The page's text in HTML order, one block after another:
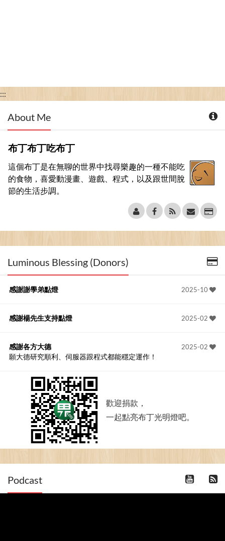
:::
About Me
布丁布丁吃布丁
這個布丁是在無聊的世界中找尋樂趣的一種不能吃
的食物，喜愛動漫畫、遊戲、程式，以及跟世間脫
節的生活步調。
Luminous Blessing (Donors)
2025-10
感謝謝學弟點燈
2025-02
感謝楊先生支持點燈
2025-02
感謝各方大德
願大德研究順利、伺服器跟程式都能穩定運作！
歡迎捐款，
一起點亮布丁光明燈吧。
Podcast